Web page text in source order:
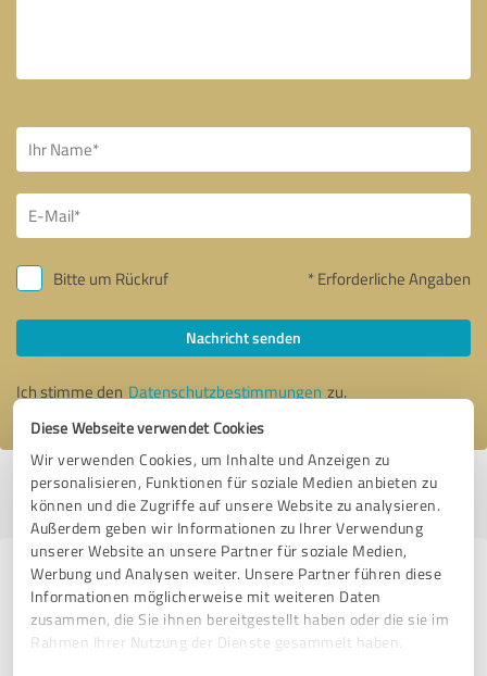
Diese Webseite verwendet Cookies
Wir verwenden Cookies, um Inhalte und Anzeigen zu
personalisieren, Funktionen für soziale Medien anbieten zu
können und die Zugriffe auf unsere Website zu analysieren.
Außerdem geben wir Informationen zu Ihrer Verwendung
unserer Website an unsere Partner für soziale Medien,
Werbung und Analysen weiter. Unsere Partner führen diese
Informationen möglicherweise mit weiteren Daten
zusammen, die Sie ihnen bereitgestellt haben oder die sie im
Rahmen Ihrer Nutzung der Dienste gesammelt haben.
Bitte um Rückruf * Erforderliche Angaben
Nachricht senden
Ich stimme den Datenschutzbestimmungen zu.
Profil aktiv seit 15.01.2020 |Letzte Aktualisierung: 15.01.2020|Profil
melden
Erfahrungen zu weiteren
Anbietern aus dem Bereich
Dienstleistungen